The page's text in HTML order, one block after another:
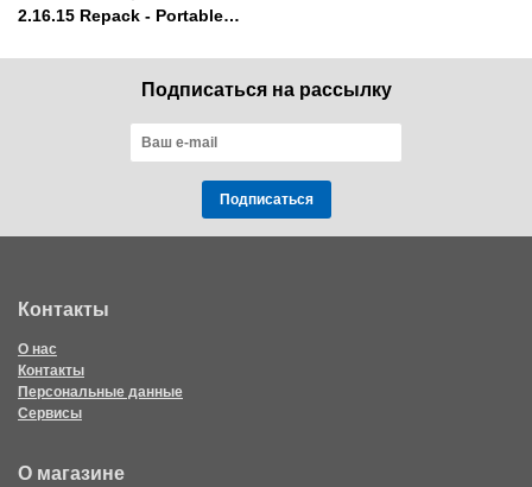
2.16.15 Repack - Portable
Подписаться на рассылку
Подписаться
Контакты
О нас
Контакты
Персональные данные
Сервисы
О магазине